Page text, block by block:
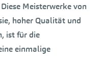
Diese Meisterwerke von
hoher Qualität und
ist für die
einmalige